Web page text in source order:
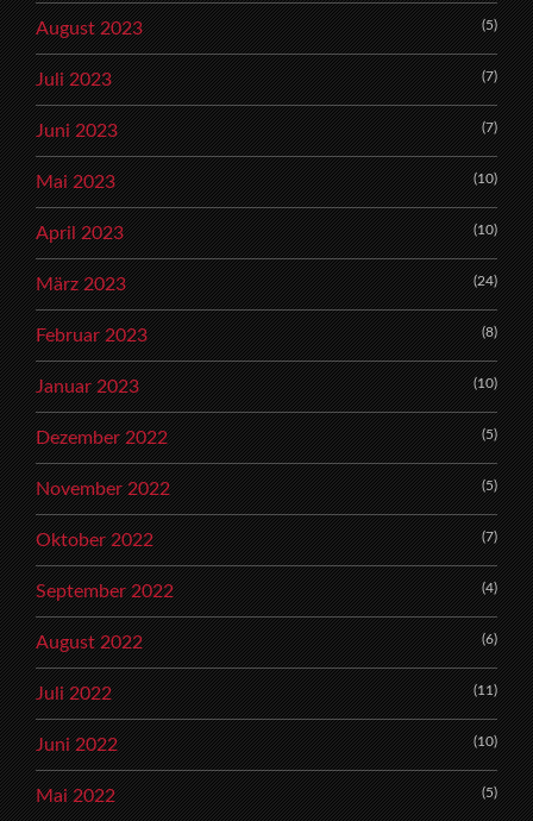
August 2023 (5)
Juli 2023 (7)
Juni 2023 (7)
Mai 2023 (10)
April 2023 (10)
März 2023 (24)
Februar 2023 (8)
Januar 2023 (10)
Dezember 2022 (5)
November 2022 (5)
Oktober 2022 (7)
September 2022 (4)
August 2022 (6)
Juli 2022 (11)
Juni 2022 (10)
Mai 2022 (5)